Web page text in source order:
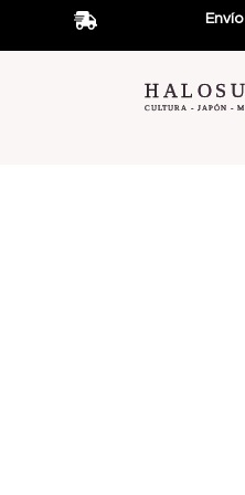
CULTURA - JAPÓN -